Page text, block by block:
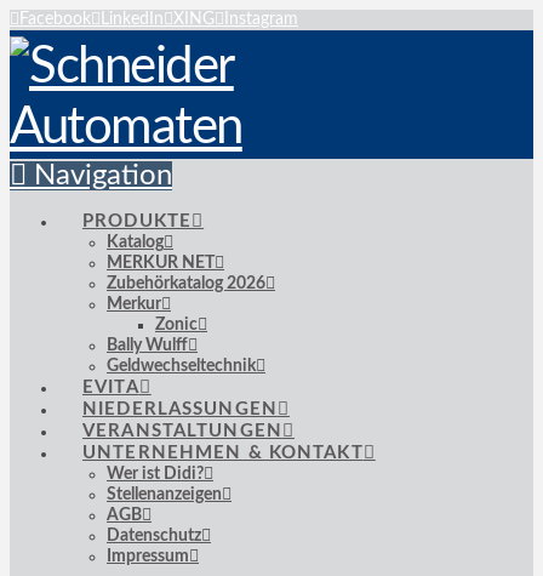
Facebook LinkedIn XING Instagram
Navigation
PRODUKTE
Katalog
MERKUR NET
Zubehörkatalog 2026
Merkur
Zonic
Bally Wulff
Geldwechseltechnik
EVITA
NIEDERLASSUNGEN
VERANSTALTUNGEN
UNTERNEHMEN & KONTAKT
Wer ist Didi?
Stellenanzeigen
AGB
Datenschutz
Impressum